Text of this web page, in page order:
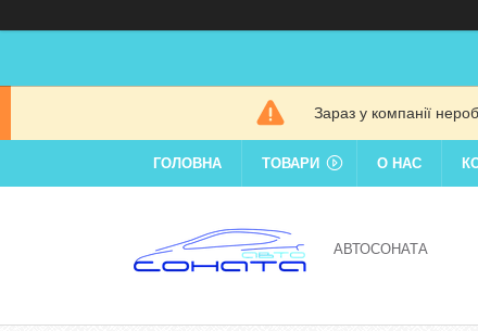
Зараз у компанії
ГОЛОВНА ТОВАРИ О НАС
АВТОСОНАТА